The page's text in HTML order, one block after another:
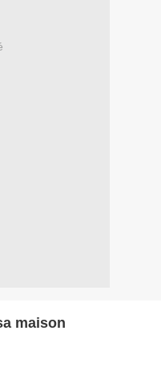
maison